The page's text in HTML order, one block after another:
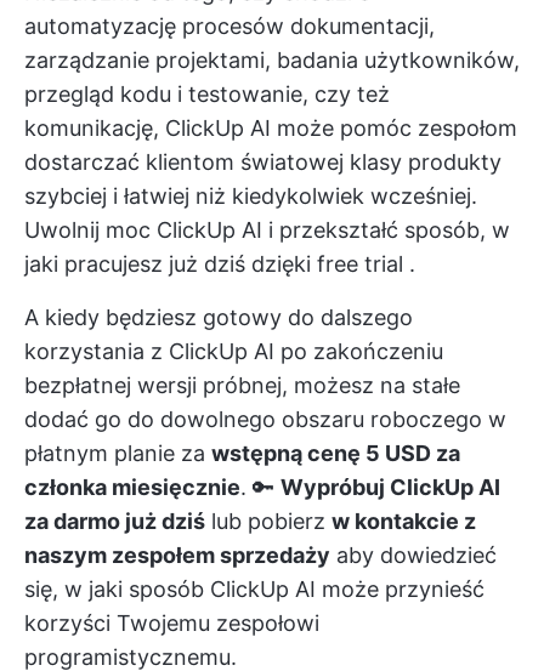
automatyzację procesów dokumentacji,
zarządzanie projektami, badania użytkowników,
przegląd kodu i testowanie, czy też
komunikację, ClickUp AI może pomóc zespołom
dostarczać klientom światowej klasy produkty
szybciej i łatwiej niż kiedykolwiek wcześniej.
Uwolnij moc ClickUp AI i przekształć sposób, w
jaki pracujesz już dziś dzięki free trial .
A kiedy będziesz gotowy do dalszego
korzystania z ClickUp AI po zakończeniu
bezpłatnej wersji próbnej, możesz na stałe
dodać go do dowolnego obszaru roboczego w
płatnym planie za wstępną cenę 5 USD za
członka miesięcznie. 🔑 Wypróbuj ClickUp AI
za darmo już dziś lub pobierz w kontakcie z
naszym zespołem sprzedaży aby dowiedzieć
się, w jaki sposób ClickUp AI może przynieść
korzyści Twojemu zespołowi
programistycznemu.